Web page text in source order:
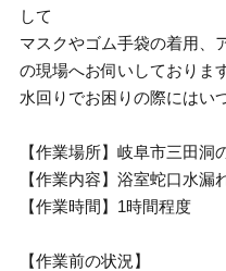
して
マスクやゴム手袋の着用、
の現場へお伺いしておりま
水回りでお困りの際にはい
【作業場所】岐阜市三田洞
【作業内容】浴室蛇口水漏
【作業時間】1時間程度
【作業前の状況】